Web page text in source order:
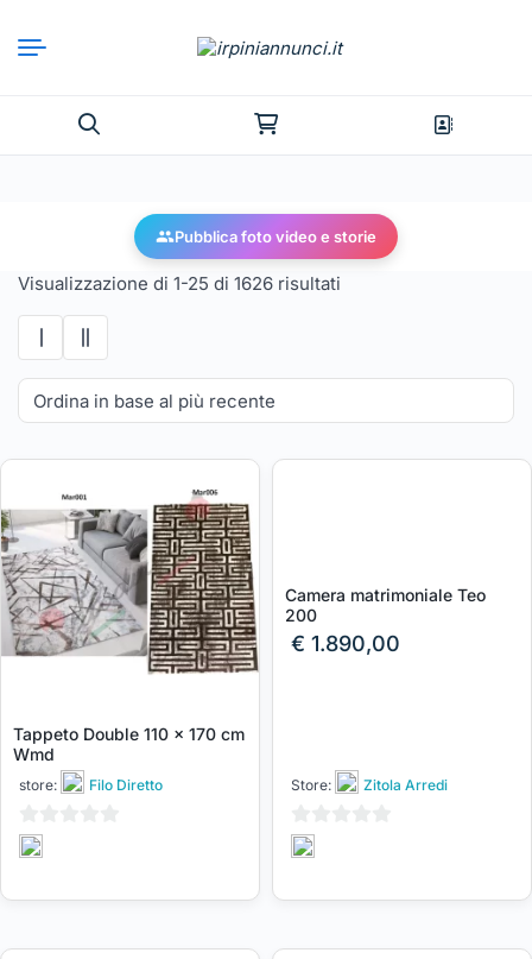
Pubblica foto video e storie
Visualizzazione di 1-25 di 1626 risultati
Tappeto Double 110 x 170 cm
Wmd
store: Filo Diretto
0
5
Camera matrimoniale Teo
200
€ 1.890,00
Store: Zitola Arredi
0
5